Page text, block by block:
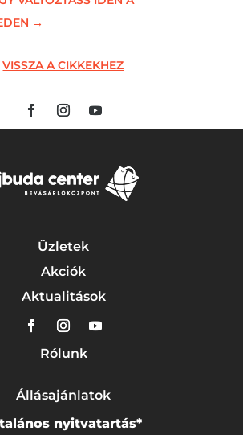
→
VISSZA A CIKKEKHEZ
Üzletek
Akciók
Aktualitások
Rólunk
Állásajánlatok
nyitvatartás*